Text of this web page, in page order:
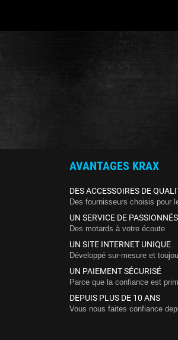
AVANTAGES KRAX
DES ACCESSOIRES DE
Des fournisseurs choisis pour
UN SERVICE DE PASSIONNÉS
Des motards à votre écoute
UN SITE INTERNET UNIQUE
Développé sur-mesure et
UN PAIEMENT SÉCURISÉ
Parce que la confiance est
DEPUIS PLUS DE 10 ANS
Vous nous faites confiance